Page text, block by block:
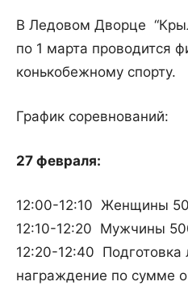
В Ледовом Дворце
по 1 марта проводится
конькобежному спорту.
График соревнований:
27 февраля:
12:00-12:10 Женщины
12:10-12:20 Мужчины
12:20-12:40
награждение по сумме